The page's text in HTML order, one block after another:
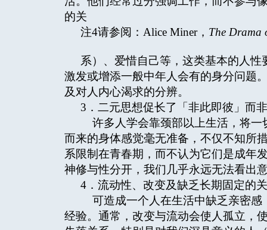
的关
注4请参阅：Alice Miner， The Drama
系）、爱惜自己等，这类基本的人
激发或增添一般中年人会有的身分问题
及对人内心渴求的分辨。
3．二元思想促长了「非此即彼」而
许多人学会靠颈部以上生活，将一
而来的身体感觉毫无准备，不仅不知所
系限制在青春期，而不认为它们是成年
神修与性分开，我们几乎永远无法看出
4．流动性、改变及缺乏长期固定的
可造成一个人在生活中缺乏亲密感
经验。通常，改变与流动会使人孤立，